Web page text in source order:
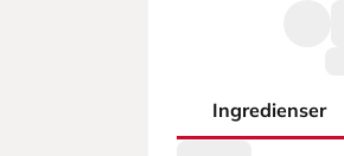
Ingredienser